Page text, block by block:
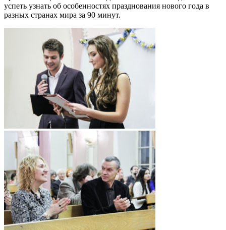
успеть узнать об особенностях празднования нового года в
разных странах мира за 90 минут.